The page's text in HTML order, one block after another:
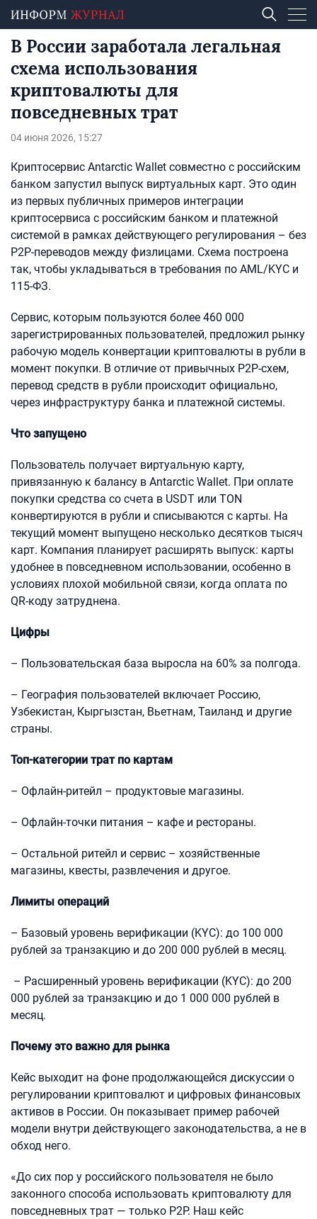
В России заработала легальная
схема использования
криптовалюты для
повседневных трат
04 июня 2026, 15:27
Криптосервис Antarctic Wallet совместно с российским
банком запустил выпуск виртуальных карт. Это один
из первых публичных примеров интеграции
криптосервиса с российским банком и платежной
системой в рамках действующего регулирования – без
P2P-переводов между физлицами. Схема построена
так, чтобы укладываться в требования по AML/KYC и
115-ФЗ.
Сервис, которым пользуются более 460 000
зарегистрированных пользователей, предложил рынку
рабочую модель конвертации криптовалюты в рубли в
момент покупки. В отличие от привычных P2P-схем,
перевод средств в рубли происходит официально,
через инфраструктуру банка и платежной системы.
Что запущено
Пользователь получает виртуальную карту,
привязанную к балансу в Antarctic Wallet. При оплате
покупки средства со счета в USDT или TON
конвертируются в рубли и списываются с карты. На
текущий момент выпущено несколько десятков тысяч
карт. Компания планирует расширять выпуск: карты
удобнее в повседневном использовании, особенно в
условиях плохой мобильной связи, когда оплата по
QR-коду затруднена.
Цифры
– Пользовательская база выросла на 60% за полгода.
– География пользователей включает Россию,
Узбекистан, Кыргызстан, Вьетнам, Таиланд и другие
страны.
Топ-категории трат по картам
– Офлайн-ритейл – продуктовые магазины.
– Офлайн-точки питания – кафе и рестораны.
– Остальной ритейл и сервис – хозяйственные
магазины, квесты, развлечения и другое.
Лимиты операций
– Базовый уровень верификации (KYC): до 100 000
рублей за транзакцию и до 200 000 рублей в месяц.
– Расширенный уровень верификации (KYC): до 200
000 рублей за транзакцию и до 1 000 000 рублей в
месяц.
Почему это важно для рынка
Кейс выходит на фоне продолжающейся дискуссии о
регулировании криптовалют и цифровых финансовых
активов в России. Он показывает пример рабочей
модели внутри действующего законодательства, а не в
обход него.
«До сих пор у российского пользователя не было
законного способа использовать криптовалюту для
повседневных трат — только P2P. Наш кейс